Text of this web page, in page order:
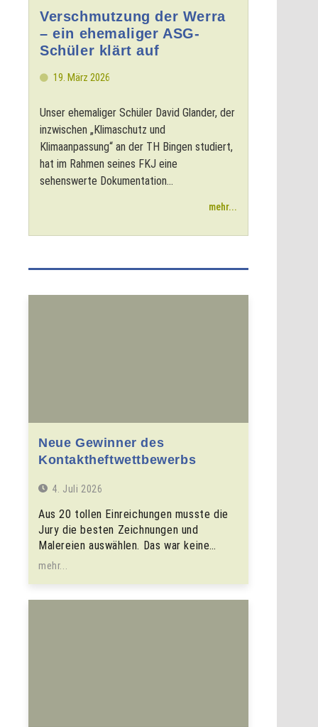
Verschmutzung der Werra
– ein ehemaliger ASG-
Schüler klärt auf
19. März 2026
Unser ehemaliger Schüler David Glander, der
inzwischen „Klimaschutz und
Klimaanpassung“ an der TH Bingen studiert,
hat im Rahmen seines FKJ eine
sehenswerte Dokumentation...
mehr...
Neue Gewinner des
Kontaktheftwettbewerbs
4. Juli 2026
Aus 20 tollen Einreichungen musste die
Jury die besten Zeichnungen und
Malereien auswählen. Das war keine…
mehr...